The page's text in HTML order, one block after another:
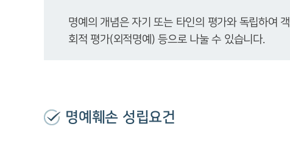
명예의 개념은 자기 또는 타인의 평가와 독립하여
회적 평가(외적명예) 등으로 나눌 수 있습니다.
명예훼손 성립요건